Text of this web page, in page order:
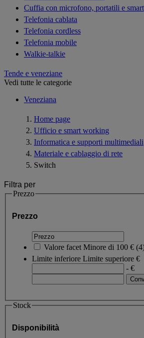
Cuffia con microfono, portatili e
Telefonia cablata
Telefonia cordless
Telefonia mobile
Walkie-talkie
Tende e veneziane
Vedi tutte le categorie
Veneziana
Home page
Ufficio e smart working
Informatica e supporti multimediali
Materiale e cablaggio di rete
Switch
Filtra per
Prezzo
Prezzo
Valore facet Minore di 100 € (4
Limite inferiore Limite superiore €
- €
Stock
Disponibilità